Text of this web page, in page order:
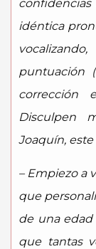
idéntica
puntuación
corrección
Disculpen
Joaquín,
– Empiezo a
que
de una edad
que tantas